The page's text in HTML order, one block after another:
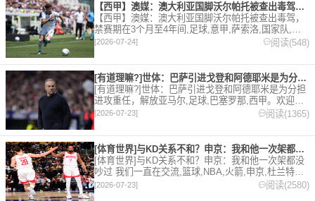
【西甲】澳媒：澳大利亚国脚沃尔帕托被查出毒驾，禁赛期在3个月
【西甲】澳媒：澳大利亚国脚沃尔帕托被查出毒驾，
禁赛期在3个月至4年间,足球,意甲,萨索洛,国家队,澳
大利亚,英超,西甲,德甲,法甲,五洲。欢迎收藏本站，
[2026-07-24] 阅读(548)
[有道理嘛?]世体：巴萨引进戈登和阿德耶米是为分担进攻重任，
[有道理嘛?]世体：巴萨引进戈登和阿德耶米是为分担
进攻重任，解放亚马尔,足球,巴塞罗那,西甲。欢迎收
藏本站，24小时为你更新最新的足球，篮球体育资
[2026-07-23] 阅读(1365)
[体育世界]与KD关系不和？申京：我和他一次架都没吵过 我们
[体育世界]与KD关系不和？申京：我和他一次架都没
吵过 我们一直在交流,篮球,NBA,火箭,申京,杜兰特。
欢迎收藏本站，24小时为你更新最新的足球，篮球体
育资讯。
[2026-07-23] 阅读(2580)